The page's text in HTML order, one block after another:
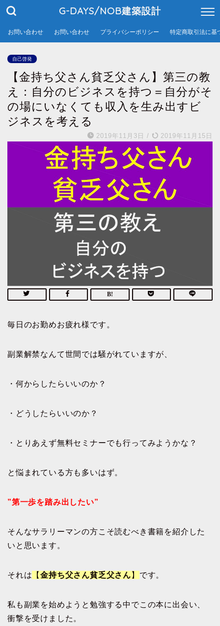
G-DAYS/NOB建築設計
お問い合わせ お問い合わせ プライバシーポリシー 特定商取引法に基
自己啓発
【金持ち父さん貧乏父さん】第三の教
え：自分のビジネスを持つ＝自分がそ
の場にいなくても収入を生み出すビ
ジネスを考える
2019年11月3日 / 2019年11月15日
毎日のお勤めお疲れ様です。
副業解禁なんて世間では騒がれていますが、
・何からしたらいいのか？
・どうしたらいいのか？
・とりあえず無料セミナーでも行ってみようかな？
と悩まれている方も多いはず。
”第一歩を踏み出したい”
そんなサラリーマンの方こそ読むべき書籍を紹介した
いと思います。
それは 【金持ち父さん貧乏父さん 】 です。
私も副業を始めようと勉強する中でこの本に出会い、
衝撃を受けました。